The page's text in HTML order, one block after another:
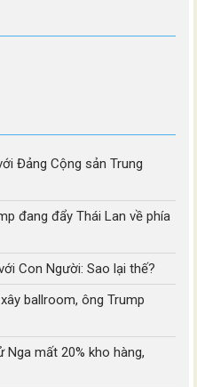
Đảng Cộng sản Trung
đang đẩy Thái Lan về phía
Con Người: Sao lại thế?
ballroom, ông Trump
mất 20% kho hàng,